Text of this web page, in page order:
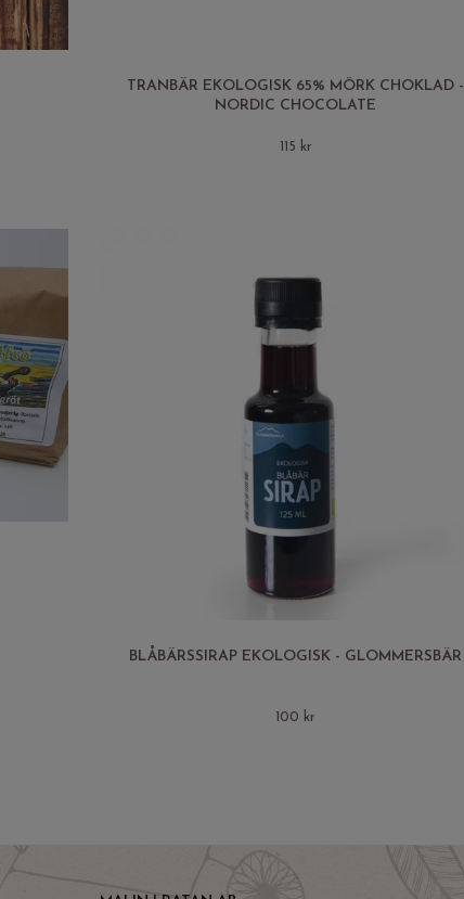
TRANBÄR EKOLOGISK 65% MÖRK CHOKLAD -
NORDIC CHOCOLATE
115 kr
BLÅBÄRSSIRAP EKOLOGISK - GLOMMERSBÄR
100 kr